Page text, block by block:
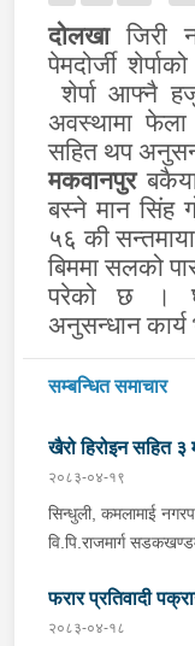
दोलखाजिरी
पेमदोर्जी
शेर्पा आफ्नै
अवस्थामा
सहित थप
मकवानपुरबकैया
बस्ने मान सिंह
५६ की
बिममा सलको
परेको छ ।
अनुसन्धान
सम्बन्धित समाचार
खैरो हिरोइन सहित ३
२०८३-०४-१९
सिन्धुली, कमलामाई
वि.पि.राजमार्ग
बर्दिवासको संयुक्त
सिन्धुली कमलामाई
फरार प्रतिवादी
२०८३-०४-१८